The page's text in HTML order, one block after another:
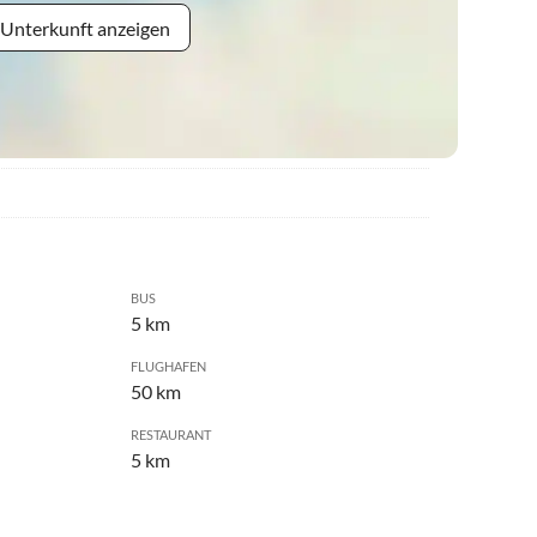
anzeigen
BUS
5 km
FLUGHAFEN
50 km
RESTAURANT
5 km